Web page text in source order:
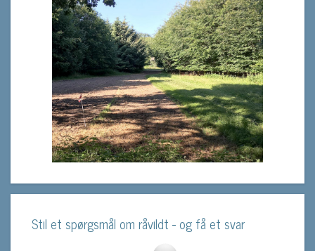
Stil et spørgsmål om råvildt - og få et svar